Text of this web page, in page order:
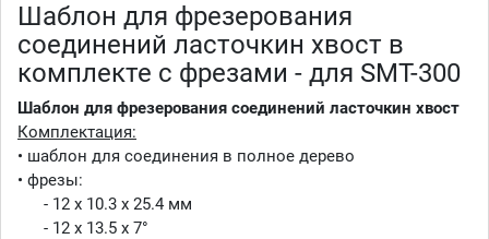
Шаблон для фрезерования
соединений ласточкин хвост в
комплекте с фрезами - для SMT-300
Шаблон для фрезерования соединений ласточкин хвост
Комплектация:
• шаблон для соединения в полное дерево
• фрезы:
- 12 х 10.3 х 25.4 мм
- 12 х 13.5 х 7°